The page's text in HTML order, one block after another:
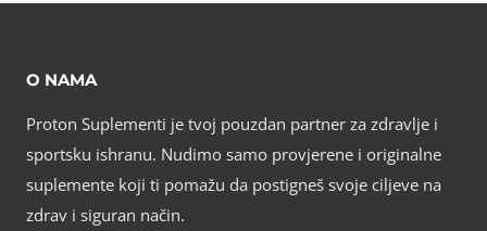
O NAMA
Proton Suplementi je tvoj pouzdan partner za zdravlje i
sportsku ishranu. Nudimo samo provjerene i originalne
suplemente koji ti pomažu da postigneš svoje ciljeve na
zdrav i siguran način.